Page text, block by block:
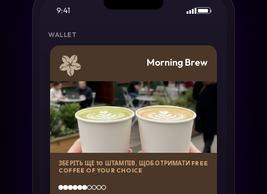
9:41
WALLET
Morning Brew
ЗБЕРІТЬ ЩЕ 10 ШТАМПІВ, ЩОБ ОТРИМАТИ FREE
COFFEE OF YOUR CHOICE